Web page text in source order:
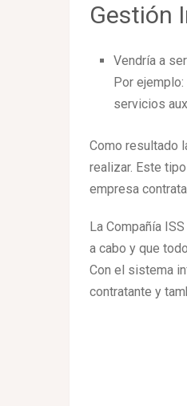
Gestión
Vendría a
Por
servicios
Como resultado
realizar. Este
empresa
La Compañía
a cabo y que
Con el sistema
contratante y